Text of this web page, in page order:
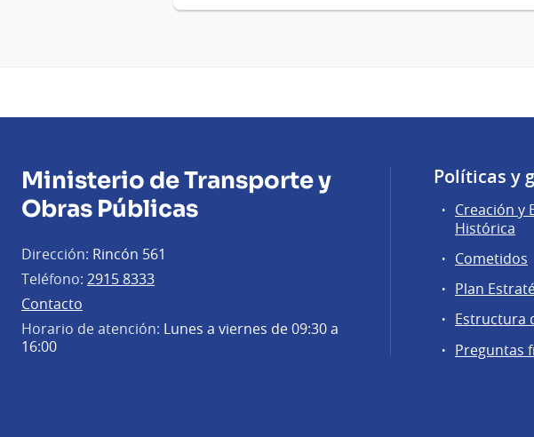
Ministerio de Transporte y
Obras Públicas
Dirección: Rincón 561
Teléfono: 2915 8333
Contacto
Horario de atención: Lunes a viernes de 09:30 a
16:00
Políticas y
Creación y
Histórica
Cometidos
Plan
Estructura
Preguntas